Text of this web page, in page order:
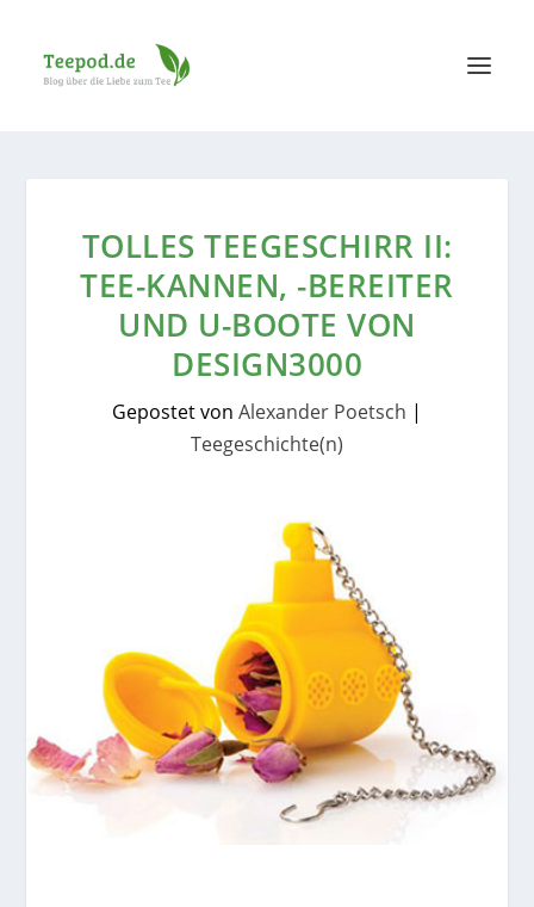
TOLLES TEEGESCHIRR II:
TEE-KANNEN, -BEREITER
UND U-BOOTE VON
DESIGN3000
Gepostet von Alexander Poetsch |
Teegeschichte(n)